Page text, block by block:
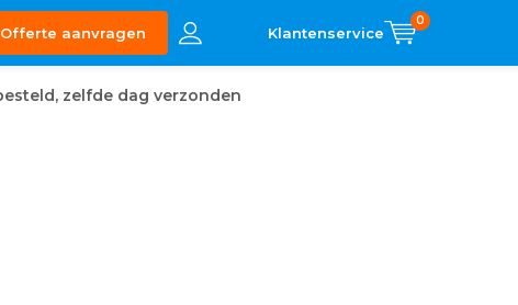
Offerte aanvragen
0
zelfde dag verzonden